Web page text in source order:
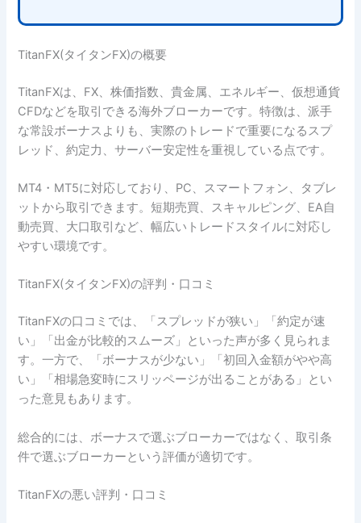
TitanFX(タイタンFX)の概要
TitanFXは、FX、株価指数、貴金属、エネルギー、仮想通貨
CFDなどを取引できる海外ブローカーです。特徴は、派手
な常設ボーナスよりも、実際のトレードで重要になるスプ
レッド、約定力、サーバー安定性を重視している点です。
MT4・MT5に対応しており、PC、スマートフォン、タブレ
ットから取引できます。短期売買、スキャルピング、EA自
動売買、大口取引など、幅広いトレードスタイルに対応し
やすい環境です。
TitanFX(タイタンFX)の評判・口コミ
TitanFXの口コミでは、「スプレッドが狭い」「約定が速
い」「出金が比較的スムーズ」といった声が多く見られま
す。一方で、「ボーナスが少ない」「初回入金額がやや高
い」「相場急変時にスリッページが出ることがある」とい
った意見もあります。
総合的には、ボーナスで選ぶブローカーではなく、取引条
件で選ぶブローカーという評価が適切です。
TitanFXの悪い評判・口コミ